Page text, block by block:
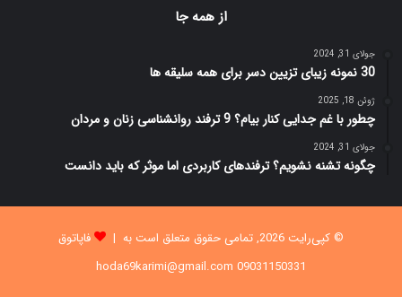
از همه جا
جولای 31, 2024
30 نمونه زیبای تزیین دسر برای همه سلیقه ها
ژوئن 18, 2025
چطور با غم جدایی کنار بیام؟ 9 ترفند روانشناسی زنان و مردان
جولای 31, 2024
چگونه تشنه نشویم؟ ترفندهای کاربردی اما موثر که باید دانست
© کپی‌رایت 2026, تمامی حقوق متعلق است به |
فاپاتوق
09031150331 hoda69karimi@gmail.com